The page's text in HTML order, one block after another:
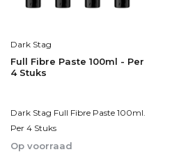
Dark Stag
Full Fibre Paste 100ml - Per
4 Stuks
Dark Stag Full Fibre Paste 100ml.
Per 4 Stuks
Op voorraad